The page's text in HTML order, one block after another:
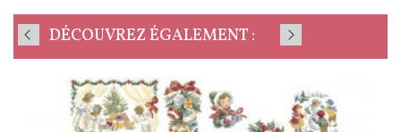
DÉCOUVREZ ÉGALEMENT :